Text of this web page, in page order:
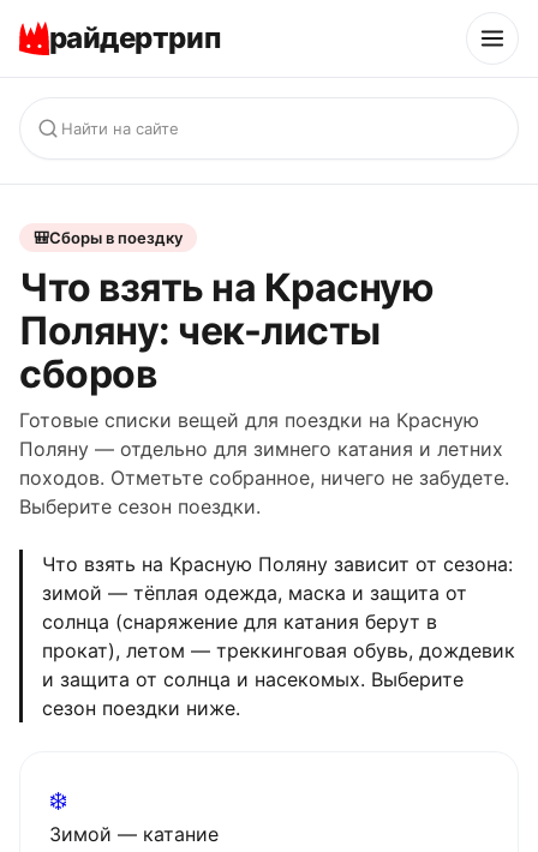
райдертрип
🎒Сборы в поездку
Что взять на Красную
Поляну: чек-листы
сборов
Готовые списки вещей для поездки на Красную
Поляну — отдельно для зимнего катания и летних
походов. Отметьте собранное, ничего не забудете.
Выберите сезон поездки.
Что взять на Красную Поляну зависит от сезона:
зимой — тёплая одежда, маска и защита от
солнца (снаряжение для катания берут в
прокат), летом — треккинговая обувь, дождевик
и защита от солнца и насекомых. Выберите
сезон поездки ниже.
❄️
Зимой — катание